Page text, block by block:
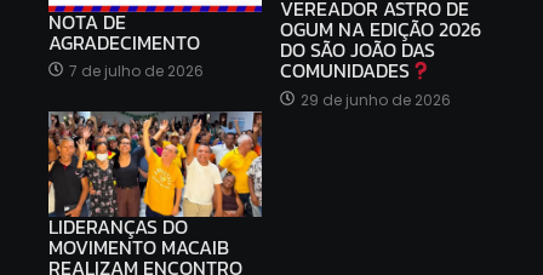
NOTA DE
AGRADECIMENTO
7 de julho de 2026
VEREADOR ASTRO DE
OGUM NA EDIÇÃO 2026
DO SÃO JOÃO DAS
COMUNIDADES
29 de junho de 2026
LIDERANÇAS DO
MOVIMENTO MACAIB
REALIZAM ENCONTRO